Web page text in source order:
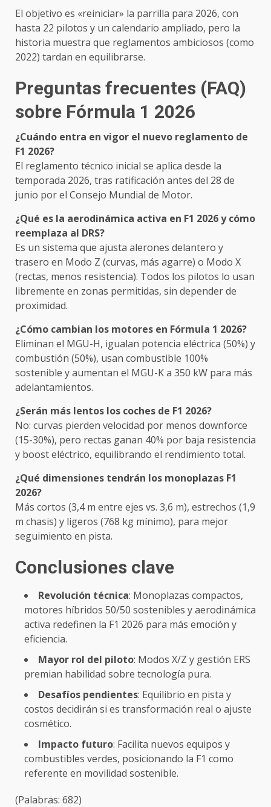
El objetivo es «reiniciar» la parrilla para 2026, con
hasta 22 pilotos y un calendario ampliado, pero la
historia muestra que reglamentos ambiciosos (como
2022) tardan en equilibrarse.
Preguntas frecuentes (FAQ)
sobre Fórmula 1 2026
¿Cuándo entra en vigor el nuevo reglamento de
F1 2026?
El reglamento técnico inicial se aplica desde la
temporada 2026, tras ratificación antes del 28 de
junio por el Consejo Mundial de Motor.
¿Qué es la aerodinámica activa en F1 2026 y cómo
reemplaza al DRS?
Es un sistema que ajusta alerones delantero y
trasero en Modo Z (curvas, más agarre) o Modo X
(rectas, menos resistencia). Todos los pilotos lo usan
libremente en zonas permitidas, sin depender de
proximidad.
¿Cómo cambian los motores en Fórmula 1 2026?
Eliminan el MGU-H, igualan potencia eléctrica (50%) y
combustión (50%), usan combustible 100%
sostenible y aumentan el MGU-K a 350 kW para más
adelantamientos.
¿Serán más lentos los coches de F1 2026?
No: curvas pierden velocidad por menos downforce
(15-30%), pero rectas ganan 40% por baja resistencia
y boost eléctrico, equilibrando el rendimiento total.
¿Qué dimensiones tendrán los monoplazas F1
2026?
Más cortos (3,4 m entre ejes vs. 3,6 m), estrechos (1,9
m chasis) y ligeros (768 kg mínimo), para mejor
seguimiento en pista.
Conclusiones clave
Revolución técnica: Monoplazas compactos,
motores híbridos 50/50 sostenibles y aerodinámica
activa redefinen la F1 2026 para más emoción y
eficiencia.
Mayor rol del piloto: Modos X/Z y gestión ERS
premian habilidad sobre tecnología pura.
Desafíos pendientes: Equilibrio en pista y
costos decidirán si es transformación real o ajuste
cosmético.
Impacto futuro: Facilita nuevos equipos y
combustibles verdes, posicionando la F1 como
referente en movilidad sostenible.
(Palabras: 682)